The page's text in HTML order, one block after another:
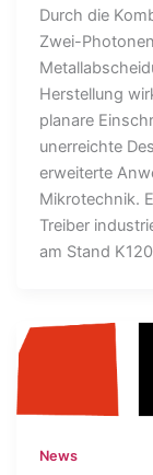
Durch die
Zwei-
Herstellung
planare
unerreichte
erweiterte
Mikrotechnik.
Treiber
am Stand
News